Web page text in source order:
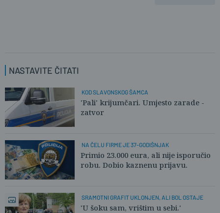
NASTAVITE ČITATI
KOD SLAVONSKOG ŠAMCA
'Pali' krijumčari. Umjesto zarade -
zatvor
NA ČELU FIRME JE 37-GODIŠNJAK
Primio 23.000 eura, ali nije isporučio
robu. Dobio kaznenu prijavu.
SRAMOTNI GRAFIT UKLONJEN, ALI BOL OSTAJE
'U šoku sam, vrištim u sebi.'